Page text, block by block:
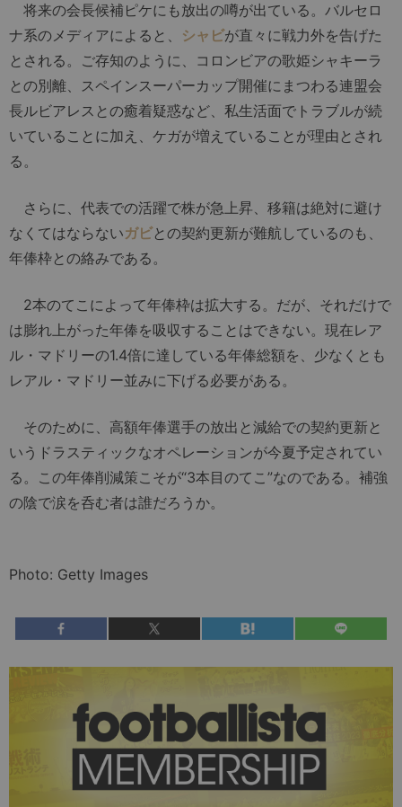
将来の会長候補ピケにも放出の噂が出ている。バルセロ
ナ系のメディアによると、 シャビが直々に戦力外を告げた
とされる。ご存知のように、コロンビアの歌姫シャキーラ
との別離、スペインスーパーカップ開催にまつわる連盟会
長ルビアレスとの癒着疑惑など、私生活面でトラブルが続
いていることに加え、ケガが増えていることが理由とされ
る。
さらに、代表での活躍で株が急上昇、移籍は絶対に避け
なくてはならないガビとの契約更新が難航しているのも、
年俸枠との絡みである。
2本のてこによって年俸枠は拡大する。だが、それだけで
は膨れ上がった年俸を吸収することはできない。現在レア
ル・マドリーの1.4倍に達している年俸総額を、少なくとも
レアル・マドリー並みに下げる必要がある。
そのために、高額年俸選手の放出と減給での契約更新と
いうドラスティックなオペレーションが今夏予定されてい
る。この年俸削減策こそが“3本目のてこ”なのである。補強
の陰で涙を呑む者は誰だろうか。
Photo: Getty Images